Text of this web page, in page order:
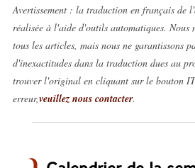
Avertissement : la traduction en français
réalisée à l'aide d'outils automatiques. Nous
tous les articles, mais nous ne garantissons
d'inexactitudes dans la traduction dues au
trouver l'original en cliquant sur le bouton
erreur,veuillez nous contacter.